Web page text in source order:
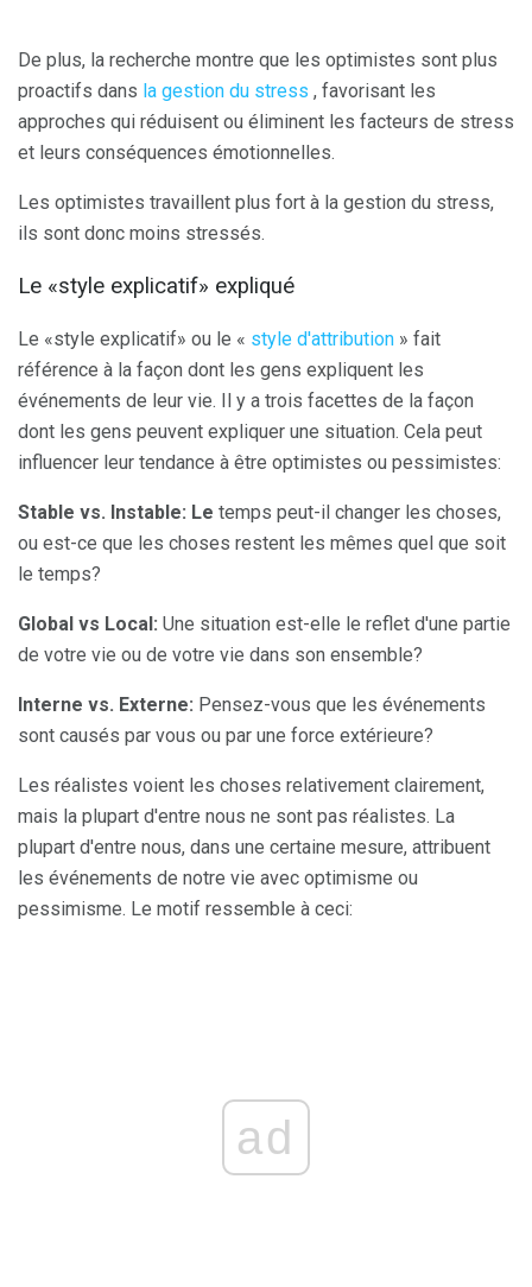
De plus, la recherche montre que les optimistes sont plus
proactifs dans la gestion du stress , favorisant les
approches qui réduisent ou éliminent les facteurs de stress
et leurs conséquences émotionnelles.
Les optimistes travaillent plus fort à la gestion du stress,
ils sont donc moins stressés.
Le «style explicatif» expliqué
Le «style explicatif» ou le « style d'attribution » fait
référence à la façon dont les gens expliquent les
événements de leur vie. Il y a trois facettes de la façon
dont les gens peuvent expliquer une situation. Cela peut
influencer leur tendance à être optimistes ou pessimistes:
Stable vs. Instable: Le temps peut-il changer les choses,
ou est-ce que les choses restent les mêmes quel que soit
le temps?
Global vs Local: Une situation est-elle le reflet d'une partie
de votre vie ou de votre vie dans son ensemble?
Interne vs. Externe: Pensez-vous que les événements
sont causés par vous ou par une force extérieure?
Les réalistes voient les choses relativement clairement,
mais la plupart d'entre nous ne sont pas réalistes. La
plupart d'entre nous, dans une certaine mesure, attribuent
les événements de notre vie avec optimisme ou
pessimisme. Le motif ressemble à ceci:
ad